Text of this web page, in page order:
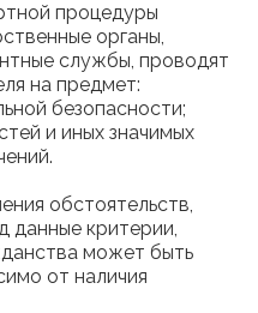
процедуры
органы,
службы, проводят
на предмет:
безопасности;
и иных значимых
обстоятельств,
данные критерии,
может быть
от наличия